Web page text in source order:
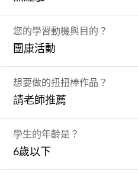
您的學習動機與目的？
團康活動
想要做的扭扭棒作品？
請老師推薦
學生的年齡是？
6歲以下